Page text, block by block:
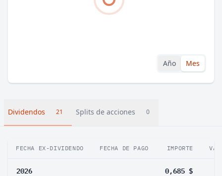
Año Mes
Dividendos 21 Splits de acciones 0
FECHA EX-DIVIDENDO FECHA DE PAGO IMPORTE
2026 0,685 $